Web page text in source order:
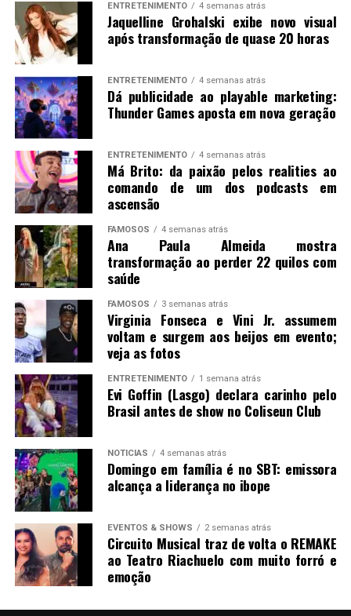
ENTRETENIMENTO 4 semanas atrás
Jaquelline Grohalski exibe novo visual
após transformação de quase 20 horas
ENTRETENIMENTO 4 semanas atrás
Dá publicidade ao playable marketing:
Thunder Games aposta em nova geração
ENTRETENIMENTO 4 semanas atrás
Má Brito: da paixão pelos realities ao
comando de um dos podcasts em
ascensão
FAMOSOS 4 semanas atrás
Ana Paula Almeida mostra
transformação ao perder 22 quilos com
saúde
FAMOSOS 3 semanas atrás
Virginia Fonseca e Vini Jr. assumem
voltam e surgem aos beijos em evento;
veja as fotos
ENTRETENIMENTO 1 semana atrás
Evi Goffin (Lasgo) declara carinho pelo
Brasil antes de show no Coliseun Club
NOTICIAS 4 semanas atrás
Domingo em família é no SBT: emissora
alcança a liderança no ibope
EVENTOS & SHOWS 2 semanas atrás
Circuito Musical traz de volta o REMAKE
ao Teatro Riachuelo com muito forró e
emoção